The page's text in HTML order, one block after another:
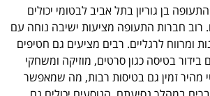
בן גוריון בתל אביב לבטומי יכולים
רוב חברות התעופה מציעות ישיבה נוחה עם
ומרווח לרגליים. רבים מציעים גם חטיפים
בטיסה כגון סרטים, מוזיקה ומשחקי
מהיר זמין גם בטיסות רבות, מה שמאפשר